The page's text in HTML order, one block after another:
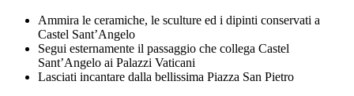
Ammira le ceramiche, le sculture ed i dipinti conservati a
Castel Sant’Angelo
Segui esternamente il passaggio che collega Castel
Sant’Angelo ai Palazzi Vaticani
Lasciati incantare dalla bellissima Piazza San Pietro